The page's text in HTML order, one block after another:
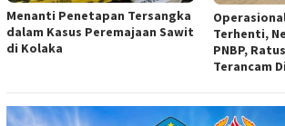
Menanti Penetapan Tersangka
dalam Kasus Peremajaan Sawit
di Kolaka
Terhenti,
PNBP,
Terancam